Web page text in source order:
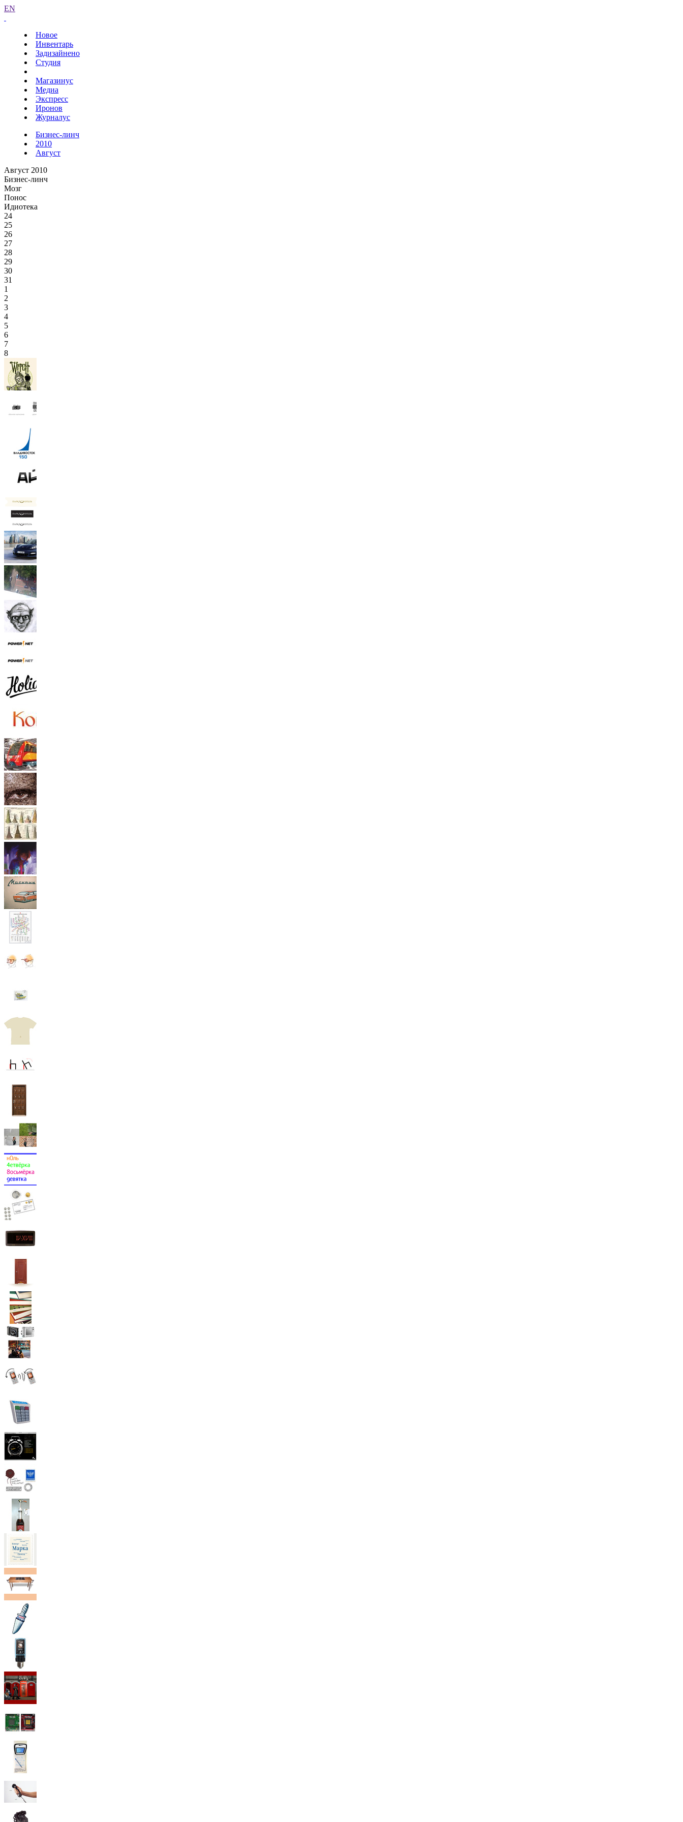
EN
Новое
Инвентарь
Задизайнено
Студия
Магазинус
Медиа
Экспресс
Иронов
Журналус
Бизнес-линч
2010
Август
Август 2010
Бизнес-линч
Мозг
Понос
Идиотека
24
25
26
27
28
29
30
31
1
2
3
4
5
6
7
8